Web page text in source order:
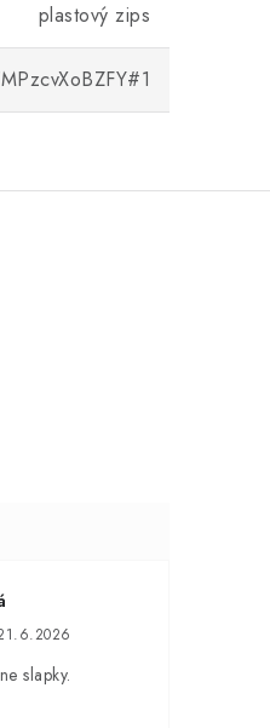
plastový zips
slapky.